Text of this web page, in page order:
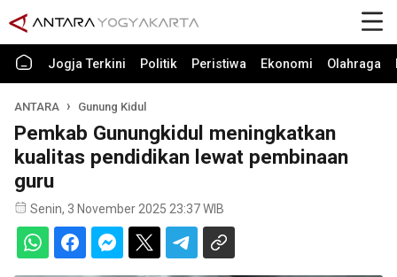
Jogja Terkini Politik Peristiwa Ekonomi Olahraga
ANTARA Gunung Kidul
Pemkab Gunungkidul meningkatkan
kualitas pendidikan lewat pembinaan
guru
Senin, 3 November 2025 23:37 WIB